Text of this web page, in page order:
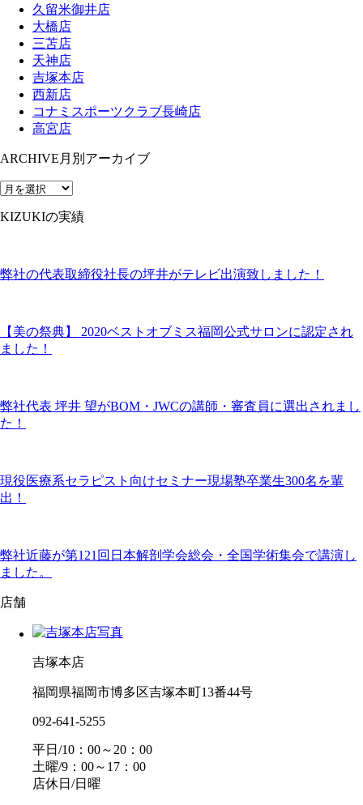
久留米御井店
大橋店
三苫店
天神店
吉塚本店
西新店
コナミスポーツクラブ長崎店
高宮店
ARCHIVE 月別アーカイブ
KIZUKIの実績
弊社の代表取締役社長の坪井がテレビ出演致しました！
【美の祭典】 2020ベストオブミス福岡公式サロンに認定され
ました！
弊社代表 坪井 望がBOM・JWCの講師・審査員に選出されまし
た！
現役医療系セラピスト向けセミナー現場塾卒業生300名を輩
出！
弊社近藤が第121回日本解剖学会総会・全国学術集会で講演し
ました。
店舗
吉塚本店
福岡県福岡市博多区吉塚本町13番44号
092-641-5255
平日/10：00～20：00
土曜/9：00～17：00
店休日/日曜